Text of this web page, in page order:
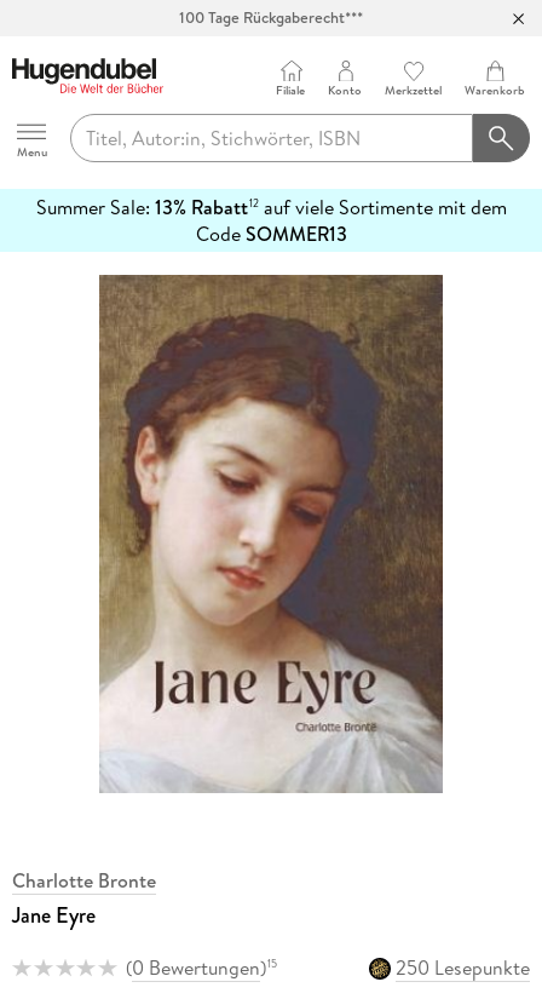
100 Tage Rückgaberecht***
Hugendubel
Menu
Filiale Konto Merkzettel Warenkorb
Summer Sale: 13% Rabatt12auf viele Sortimente mit dem
CodeSOMMER13
erfahren
Charlotte Bronte
Jane Eyre
(0 Bewertungen)15
250 Lesepunkte